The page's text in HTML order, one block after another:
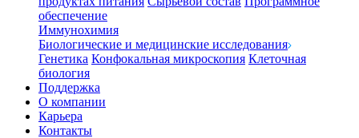
обеспечение
Иммунохимия
Биологические и медицинские исследования
Генетика Конфокальная микроскопия Клеточная
биология
Поддержка
О компании
Карьера
Контакты